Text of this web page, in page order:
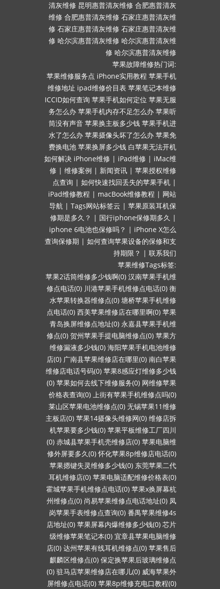
清灰维修 昆明惠普清灰维修 合肥惠普清灰
维修 合肥惠普清灰维修 石家庄惠普清灰维
修 石家庄惠普清灰维修 石家庄惠普清灰维
修 哈尔滨惠普清灰维修 哈尔滨惠普清灰维
修 哈尔滨惠普清灰维修
苹果故障维修热门词:
苹果维修服务点 iPhone实用教程 苹果手机
维修地址 ipad维修价目表 苹果笔记本维修
ICCID如何查询 苹果手机如何定位 苹果无服
务怎么办 苹果手机内存不足怎么办 苹果听
筒没有声音 苹果换主板多少钱 苹果手机进
水了怎么办 苹果摄像头坏了怎么办 苹果免
费换电池 苹果换屏多少钱 白苹果无法开机
如何解决 iPhone维修 | iPad维修 | iMac维
修 | 维修案例 | 新闻资讯 | 苹果授权维修
点查询 | 如何快速找回丢失的苹果手机 |
iPad维修教程 | macBook维修教程 | 网站
导航 | Tags网站标签云 | 苹果原装耳机保
修期是多久？ | 国行iphone保修期多久 |
iphone 6电池也保修吗？ | iPhone X怎么
查询保修期 | 如何查询苹果设备的保修和支
持期限？ | 联系我们
苹果维修Tags标签:
苹果2话筒维修多少钱啊(0) 汉南苹果手机维
修点电话(0) 川港苹果手机维修点电话(0) 衡
水苹果转换器维修点(0) 塘桥苹果手机维修
点电话(0) 西美苹果维修店在哪里啊(0) 苹果
青岛换屏维修点地址(0) 永嘉县苹果手机维
修点(0) 贺州苹果手提电脑维修点(0) 苹果方
维修漏液多少钱(0) 海阳苹果手机电池维修
店(0) 广南县苹果维修店在哪里(0) 南白苹果
维修店电话号码(0) 苹果8感应灯维修多少钱
(0) 苹果如何去线下维修服务(0) 网维修苹果
价格表查询(0) 上街有苹果手机维修点吗(0)
莱山区苹果电池维修点(0) 无锡苹果11维修
主板店(0) 苹果14摄像头维修网(0) 维修店拆
机苹果要多少钱(0) 苹果平板维修工厂四川
(0) 赤城县苹果手机壳维修店(0) 苹果电脑维
修外屏要多久(0) 怀化苹果8p维修店电话(0)
苹果摁键失灵维修多少钱(0) 东莞苹果二代
耳机维修店(0) 苹果电脑适配维修价格表(0)
霍城苹果手机维修点电话(0) 苹果x换屏幕杭
州维修点(0) 尚易苹果维修点电话地址(0) 凤
岗苹果手表维修点查询(0) 番禺苹果维修4s
店地址(0) 苹果屏幕内爆维修多少钱(0) 芯片
级维修苹果笔记本(0) 宜章县苹果电脑维修
店(0) 达州苹果有线耳机维修点(0) 苹果售后
麒麟区维修点(0) 保定换苹果后玻璃维修点
(0) 驻马店苹果维修店在哪儿(0) 威海苹果外
屏维修点电话(0) 苹果8p维修充电口教程(0)